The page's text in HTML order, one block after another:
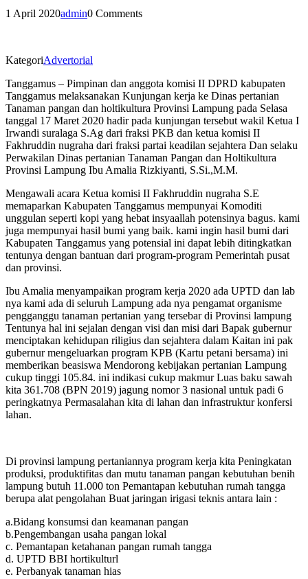
1 April 2020admin0 Comments
KategoriAdvertorial
Tanggamus – Pimpinan dan anggota komisi II DPRD kabupaten
Tanggamus melaksanakan Kunjungan kerja ke Dinas pertanian
Tanaman pangan dan holtikultura Provinsi Lampung pada Selasa
tanggal 17 Maret 2020 hadir pada kunjungan tersebut wakil Ketua I
Irwandi suralaga S.Ag dari fraksi PKB dan ketua komisi II
Fakhruddin nugraha dari fraksi partai keadilan sejahtera Dan selaku
Perwakilan Dinas pertanian Tanaman Pangan dan Holtikultura
Provinsi Lampung Ibu Amalia Rizkiyanti, S.Si.,M.M.
Mengawali acara Ketua komisi II Fakhruddin nugraha S.E
memaparkan Kabupaten Tanggamus mempunyai Komoditi
unggulan seperti kopi yang hebat insyaallah potensinya bagus. kami
juga mempunyai hasil bumi yang baik. kami ingin hasil bumi dari
Kabupaten Tanggamus yang potensial ini dapat lebih ditingkatkan
tentunya dengan bantuan dari program-program Pemerintah pusat
dan provinsi.
Ibu Amalia menyampaikan program kerja 2020 ada UPTD dan lab
nya kami ada di seluruh Lampung ada nya pengamat organisme
pengganggu tanaman pertanian yang tersebar di Provinsi lampung
Tentunya hal ini sejalan dengan visi dan misi dari Bapak gubernur
menciptakan kehidupan riligius dan sejahtera dalam Kaitan ini pak
gubernur mengeluarkan program KPB (Kartu petani bersama) ini
memberikan beasiswa Mendorong kebijakan pertanian Lampung
cukup tinggi 105.84. ini indikasi cukup makmur Luas baku sawah
kita 361.708 (BPN 2019) jagung nomor 3 nasional untuk padi 6
peringkatnya Permasalahan kita di lahan dan infrastruktur konfersi
lahan.
Di provinsi lampung pertaniannya program kerja kita Peningkatan
produksi, produktifitas dan mutu tanaman pangan kebutuhan benih
lampung butuh 11.000 ton Pemantapan kebutuhan rumah tangga
berupa alat pengolahan Buat jaringan irigasi teknis antara lain :
a.Bidang konsumsi dan keamanan pangan
b.Pengembangan usaha pangan lokal
c. Pemantapan ketahanan pangan rumah tangga
d. UPTD BBI hortikulturl
e. Perbanyak tanaman hias